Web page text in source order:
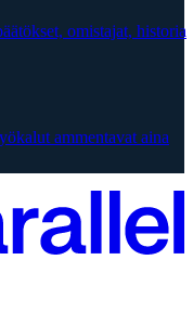
omistajat, historia
ammentavat aina